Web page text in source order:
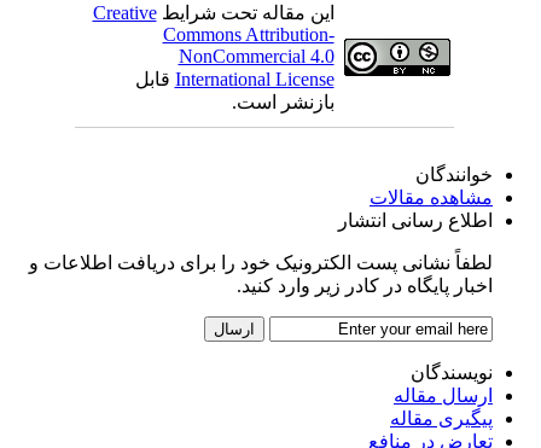
این مقاله تحت شرایطCreative
Commons Attribution-
NonCommercial 4.0
International Licenseقابل
بازنشر است.
خوانندگان
مشاهده مقالات
اطلاع رسانی انتشار
لطفاً نشانی پست الکترونیک خود را برای دریافت اطلاعات و
اخبار پایگاه در کادر زیر وارد کنید.
نویسندگان
ارسال مقاله
پیگیری مقاله
تعارض در منافع